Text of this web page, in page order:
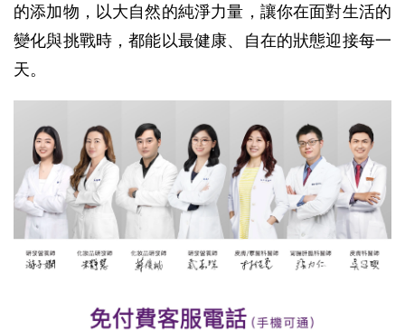
的添加物，以大自然的純淨力量，讓你在面對生活的
變化與挑戰時，都能以最健康、自在的狀態迎接每一
天。